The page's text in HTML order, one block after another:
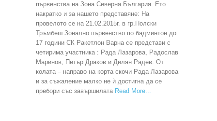
първенства на Зона Северна България. Ето
накратко и за нашето представяне: На
провелото се на 21.02.2015г. в гр.Полски
Тръмбеш Зонално първенство по бадминтон до
17 години СК Ракетлон Варна се представи с
четирима участника : Рада Лазарова, Радослав
Маринов, Петър Драков и Дилян Радев. От
колата – направо на корта скочи Рада Лазарова
и за съжаление малко не ѝ достигна да се
пребори със завършилата Read More